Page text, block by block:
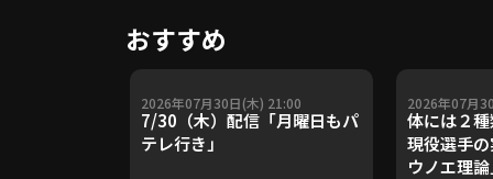
おすすめ
2026年07月30日(木) 21:00
7/30（木）配信「月曜日もパ
テレ行き」
2026年07月
体には２
現役選手
ウノエ理